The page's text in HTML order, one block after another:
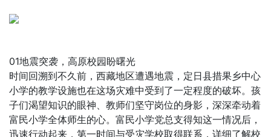
01地震突袭，高原校园盼曙光
时间回溯到不久前，西藏地区遭遇地震，定日县措果乡中心
小学的教学设施也在这场灾难中受到了一定程度的破坏。孩
子们渴望知识的眼神、教师们坚守岗位的身影，深深牵动着
富民小学全体师生的心。富民小学党总支得知这一情况后，
迅速行动起来，第一时间与受灾学校取得联系，详细了解校